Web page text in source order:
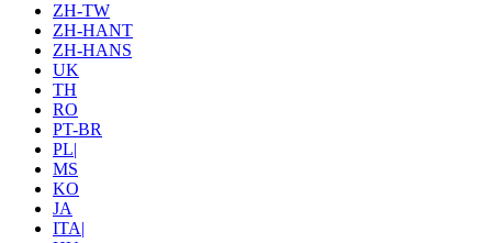
ZH-TW
ZH-HANT
ZH-HANS
UK
TH
RO
PT-BR
PL|
MS
KO
JA
ITA|